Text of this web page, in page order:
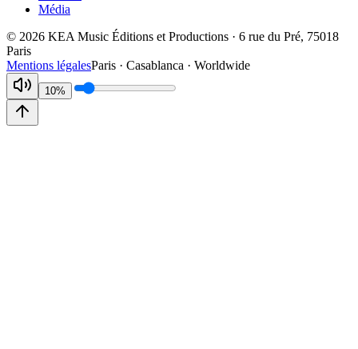
Média
© 2026 KEA Music Éditions et Productions · 6 rue du Pré, 75018
Paris
Mentions légalesParis · Casablanca · Worldwide
10%